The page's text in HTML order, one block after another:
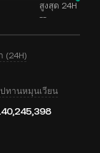
สูงสุด 24H
--
(24H)
ทานหมุนเวียน